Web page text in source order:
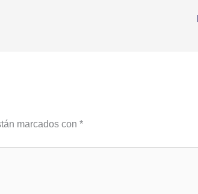
marcados con*